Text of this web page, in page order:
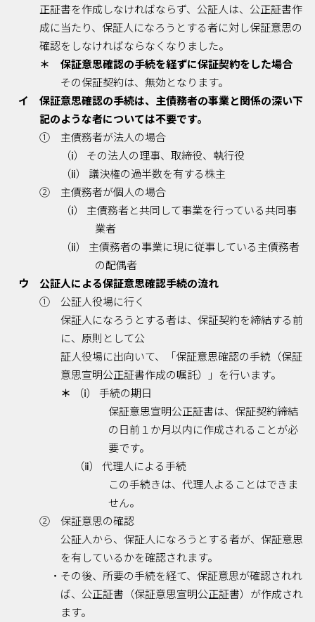
正証書を作成しなければならず、公証人は、公正証書作
成に当たり、保証人になろうとする者に対し保証意思の
確認をしなければならなくなりました。
＊ 保証意思確認の手続を経ずに保証契約をした場合
その保証契約は、無効となります。
イ 保証意思確認の手続は、主債務者の事業と関係の深い下
記のような者については不要です。
① 主債務者が法人の場合
（ⅰ） その法人の理事、取締役、執行役
（ⅱ） 議決権の過半数を有する株主
② 主債務者が個人の場合
（ⅰ） 主債務者と共同して事業を行っている共同事
業者
（ⅱ） 主債務者の事業に現に従事している主債務者
の配偶者
ウ 公証人による保証意思確認手続の流れ
① 公証人役場に行く
保証人になろうとする者は、保証契約を締結する前
に、原則として公
証人役場に出向いて、「保証意思確認の手続（保証
意思宣明公正証書作成の嘱託）」を行います。
＊
（ⅰ） 手続の期日
保証意思宣明公正証書は、保証契約締結
の日前１か月以内に作成されることが必
要です。
（ⅱ） 代理人による手続
この手続きは、代理人よることはできま
せん。
② 保証意思の確認
公証人から、保証人になろうとする者が、保証意思
を有しているかを確認されます。
・その後、所要の手続を経て、保証意思が確認されれ
ば、公正証書（保証意思宣明公正証書）が作成され
ます。